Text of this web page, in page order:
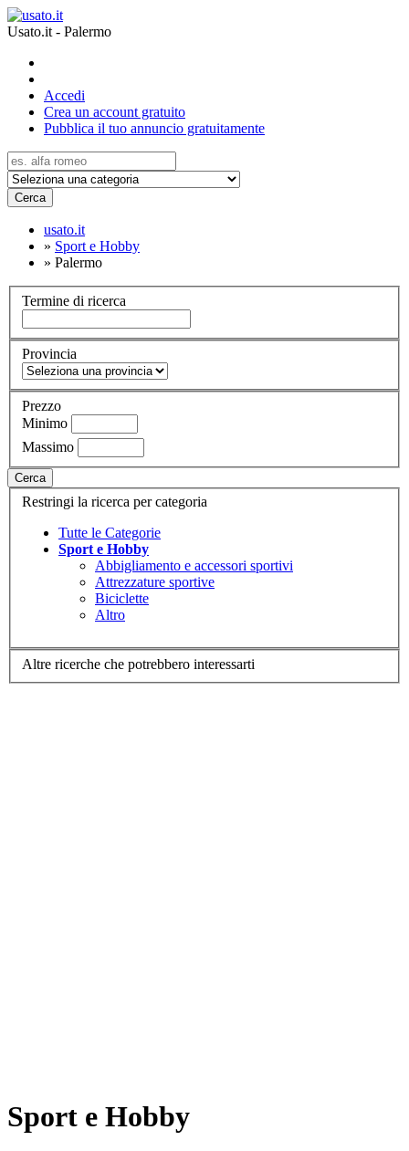
Usato.it - Palermo
Accedi
Crea un account gratuito
Pubblica il tuo annuncio gratuitamente
Cerca
usato.it
» Sport e Hobby
» Palermo
Termine di ricerca
Provincia
Prezzo
Minimo
Massimo
Cerca
Restringi la ricerca per categoria
Tutte le Categorie
Sport e Hobby
Abbigliamento e accessori sportivi
Attrezzature sportive
Biciclette
Altro
Altre ricerche che potrebbero interessarti
Sport e Hobby